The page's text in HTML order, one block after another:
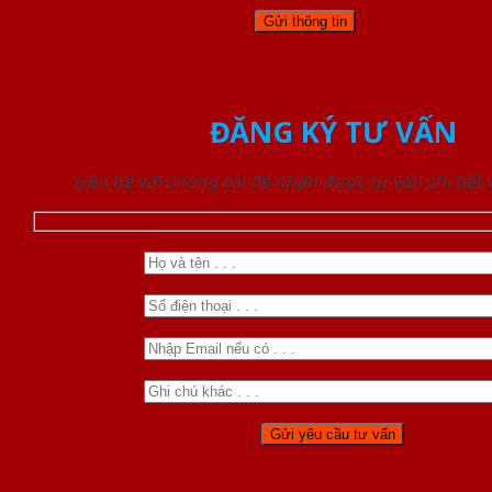
ĐĂNG KÝ TƯ VẤN
Liên hệ với chúng tôi để nhận được tư vấn chi tiết